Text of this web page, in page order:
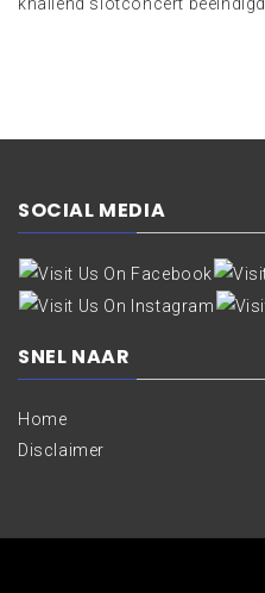
SOCIAL MEDIA
SNEL NAAR
Home
Disclaimer